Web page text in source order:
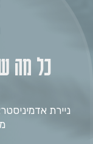
כל מה
ניירת